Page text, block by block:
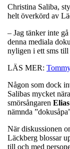
Christina Saliba,
helt överkörd av
– Jag tänker inte
denna mediala
nyligen i ett sms till
LÄS MER:
Någon som dock
Salibas mycket
smörsångaren
nämnda
När diskussionen
Läckberg blossar
till och med